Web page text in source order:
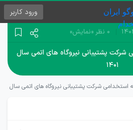
ورود کاربر
۰۷ 0 نظر «نمایش»
شرکت پشتیبانی نیروگاه های اتمی سال
۱۴۰۱
شرکت پشتیبانی نیروگاه های اتمی سال ۱۴۰۱